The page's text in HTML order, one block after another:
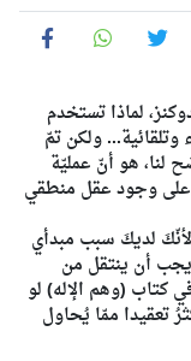
لماذا تستخدم
ولكن تمّ
لنا، هو أنّ عمليّة
على وجود عقل منطقي
لديكَ سبب مبدأي
أن ينتقل من
كتاب (وهم الإله) لو
تعقيدا ممّا يُحاول